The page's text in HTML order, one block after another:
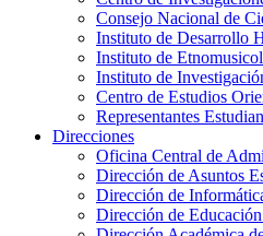
Consejo Nacional de
Instituto de Desarrollo
Instituto de
Instituto de
Centro de Estudios
Representantes
Direcciones
Oficina Central de
Dirección de Asuntos
Dirección de
Dirección de